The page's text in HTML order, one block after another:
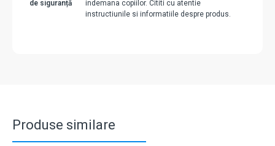
de siguranță
indemana copiilor. Cititi cu atentie
instructiunile si informatiile despre produs.
Produse similare